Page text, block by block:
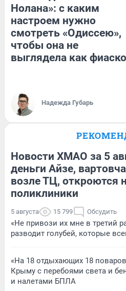
Нолана»: с каким
настроем нужно
смотреть «Одиссею»,
чтобы она не
выглядела как фиаско
Надежда Губарь
Новости ХМАО за 5
деньги Айзе,
возле ТЦ, откроются
поликлиники
5 августа 15 799 Обсудить
«Не привози их мне в третий
разводит голубей, которые
«На 18 отдыхающих 18
Крыму с перебоями света и
и налетами БПЛА